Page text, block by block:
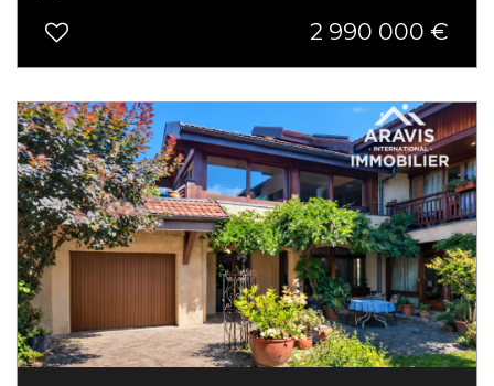
2 990 000 €